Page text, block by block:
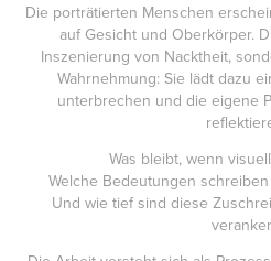
Die porträtierten Menschen
auf Gesicht und Oberkörper.
Inszenierung von Nacktheit,
Wahrnehmung: Sie lädt dazu
unterbrechen und die eigene
Was bleibt, wenn
Welche Bedeutungen
Und wie tief sind diese